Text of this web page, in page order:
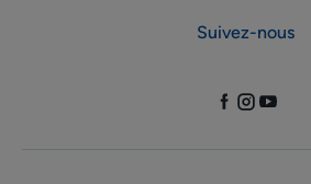
Suivez-nous